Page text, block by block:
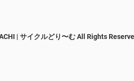
| サイクルどり〜むAll Rights